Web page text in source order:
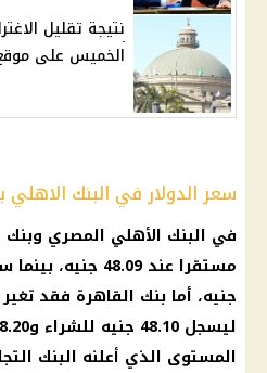
نتيجة تقليل
الخميس على
سعر الدولار في البنك
في البنك الأهلي المصري
جنيه، أما بنك القاهرة فقد
المستوى الذي أعلنه البنك